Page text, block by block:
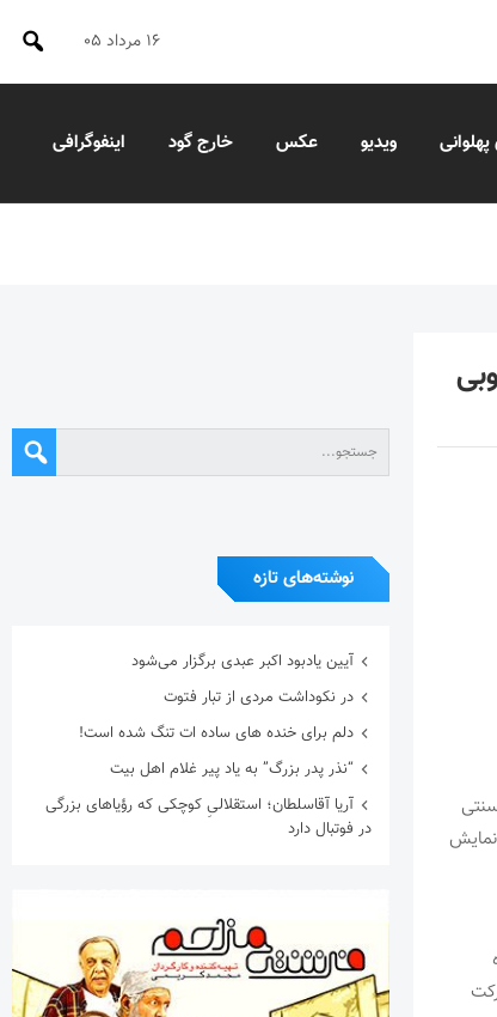
۱۶ مرداد ۰۵
ویدیو عکس خارج گود اینفوگرافی
نوشته‌های تازه
آیین یادبود اکبر عبدی برگزار می‌شود
در نکوداشت مردی از تبار فتوت
دلم برای خنده های ساده ات تنگ شده است!
“نذر پدر بزرگ” به یاد پیر غلام اهل بیت
آریا آقاسلطان؛ استقلالیِ کوچکی که رؤیاهای بزرگی
در فوتبال دارد